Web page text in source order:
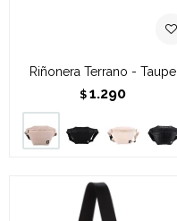
Riñonera Terrano - Taupe
$ 1.290